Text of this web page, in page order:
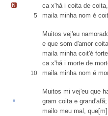
ca x'há i coita de coita,
5 maila minha nom é
Muitos vej'eu
e que som d'amor
maila minha coit'é
ca x'há i morte de
10 maila minha nom é
Muitos mi vej'eu que
gram coita e grand'afã;
mailo meu mal,